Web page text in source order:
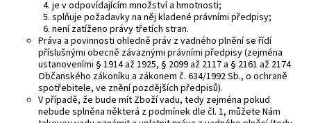
je v odpovídajícím množství a hmotnosti;
splňuje požadavky na něj kladené právními předpisy;
není zatíženo právy třetích stran.
Práva a povinnosti ohledně práv z vadného plnění se řídí
příslušnými obecně závaznými právními předpisy (zejména
ustanoveními § 1914 až 1925, § 2099 až 2117 a § 2161 až 2174
Občanského zákoníku a zákonem č. 634/1992 Sb., o ochraně
spotřebitele, ve znění pozdějších předpisů).
V případě, že bude mít Zboží vadu, tedy zejména pokud
nebude splněna některá z podmínek dle čl. 1, můžete Nám